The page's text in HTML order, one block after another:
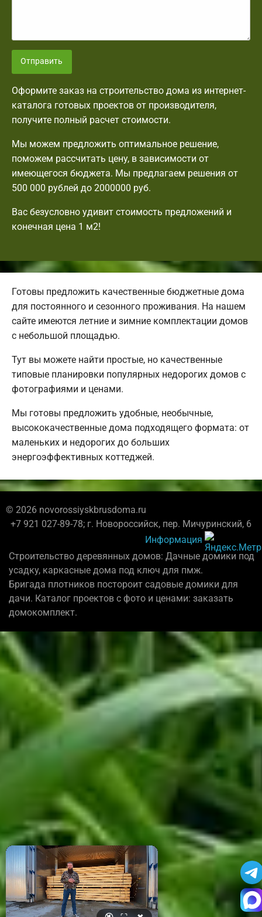
Отправить
Оформите заказ на строительство дома из интернет-
каталога готовых проектов от производителя,
получите полный расчет стоимости.
Мы можем предложить оптимальное решение,
поможем рассчитать цену, в зависимости от
имеющегося бюджета. Мы предлагаем решения от
500 000 рублей до 2000000 руб.
Вас безусловно удивит стоимость предложений и
конечная цена 1 м2!
Готовы предложить качественные бюджетные дома
для постоянного и сезонного проживания. На нашем
сайте имеются летние и зимние комплектации домов
с небольшой площадью.
Тут вы можете найти простые, но качественные
типовые планировки популярных недорогих домов с
фотографиями и ценами.
Мы готовы предложить удобные, необычные,
высококачественные дома подходящего формата: от
маленьких и недорогих до больших
энергоэффективных коттеджей.
© 2026 novorossiyskbrusdoma.ru
+7 921 027-89-78; г. Новороссийск, пер. Мичуринский, 6
Информация
Строительство деревянных домов: Дачные домики под
усадку, каркасные дома под ключ для пмж.
Бригада плотников постороит садовые домики для
дачи. Каталог проектов с фото и ценами: заказать
домокомплект.